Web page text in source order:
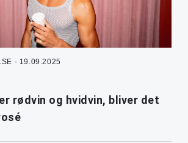
- 19.09.2025
rødvin og hvidvin, bliver det